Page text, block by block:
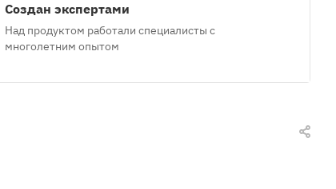
Создан экспертами
Над продуктом работали специалисты с
многолетним опытом